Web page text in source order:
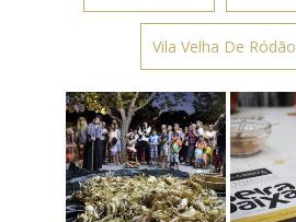
Vila Velha De Ródão